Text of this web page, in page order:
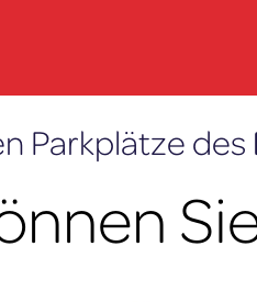
Parkplätze des